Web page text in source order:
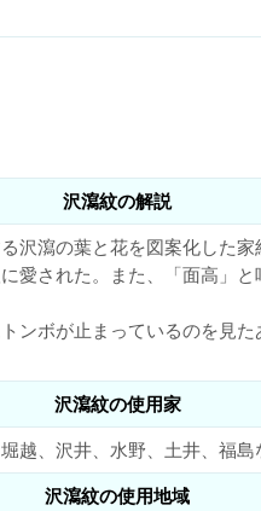
沢瀉紋の解説
沢瀉の葉と花を図案化した
愛された。また、「面高」
ンボが止まっているのを見
沢瀉紋の使用家
越、沢井、水野、土井、福島
沢瀉紋の使用地域